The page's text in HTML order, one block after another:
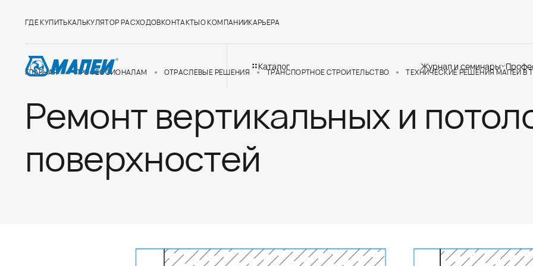
ГДЕ КУПИТЬКАЛЬКУЛЯТОР РАСХОДОВКОНТАКТЫО КОМПАНИИКАРЬЕРА
Каталог Журнал и семинары
Новости
Статьи
Мир Мапеи
ГЛАВНАЯ ПРОФЕССИОНАЛАМ ОТРАСЛЕВЫЕ РЕШЕНИЯ ТРАНСПОРТНОЕ СТРОИТЕЛЬСТВО ТЕХНИЧЕСКИЕ РЕШЕНИЯ МАПЕИ В
Ремонт вертикальных и
поверхностей